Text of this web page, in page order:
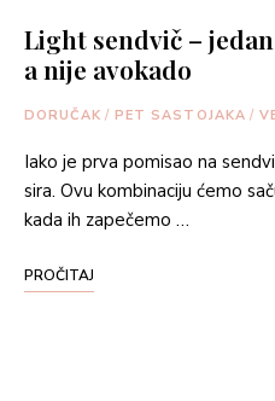
Light sendvič –
a nije avokado
DORUČAK / PET SASTOJAKA /
Iako je prva pomisao na
sira. Ovu kombinaciju ćemo
kada ih zapečemo …
PROČITAJ